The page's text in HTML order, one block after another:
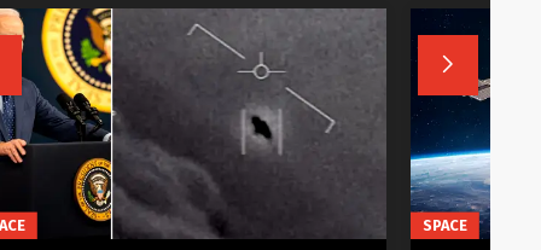

SPACE